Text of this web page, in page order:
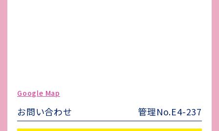
備考 -
Google Map
お問い合わせ 管理No.E4-237